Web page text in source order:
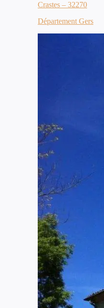
Crastes – 32270
Département Gers